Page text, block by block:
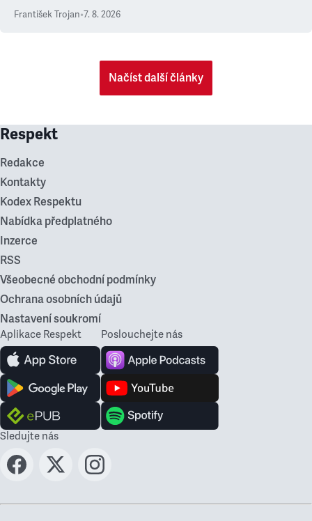
František Trojan•7. 8. 2026
Načíst další články
Respekt
Redakce
Kontakty
Kodex Respektu
Nabídka předplatného
Inzerce
RSS
Všeobecné obchodní podmínky
Ochrana osobních údajů
Nastavení soukromí
Aplikace Respekt Poslouchejte nás
Sledujte nás